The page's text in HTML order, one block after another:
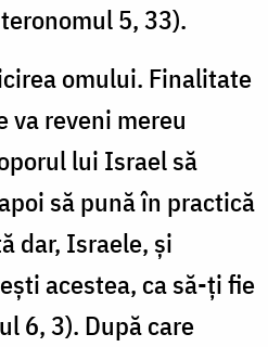
5, 33).
omului. Finalitate
va reveni mereu
lui Israel să
să pună în practică
dar, Israele, şi
acestea, ca să-ţi fie
6, 3). După care